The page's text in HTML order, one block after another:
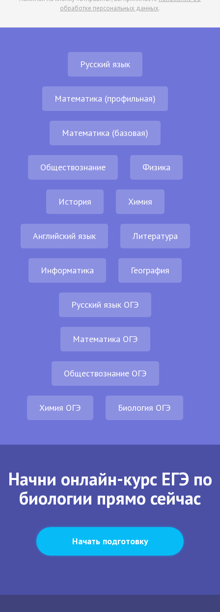
обработке персональных данных.
Русский язык
Математика (профильная)
Математика (базовая)
Обществознание Физика
История Химия
Английский язык Литература
Информатика География
Русский язык ОГЭ
Математика ОГЭ
Обществознание ОГЭ
Химия ОГЭ Биология ОГЭ
Начни онлайн-курс ЕГЭ по
биологии прямо сейчас
Начать подготовку